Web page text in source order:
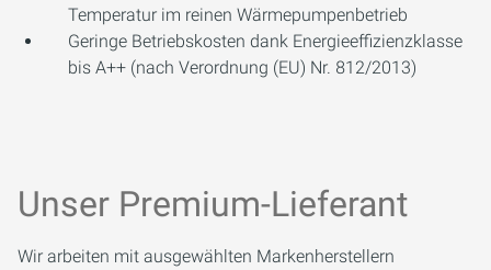
Temperatur im reinen Wärmepumpenbetrieb
Geringe Betriebskosten dank Energieeffizienzklasse
bis A++ (nach Verordnung (EU) Nr. 812/2013)
Unser Premium-Lieferant
Wir arbeiten mit ausgewählten Markenherstellern